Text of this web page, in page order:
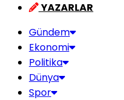
YAZARLAR
Gündem
Ekonomi
Politika
Dünya
Spor